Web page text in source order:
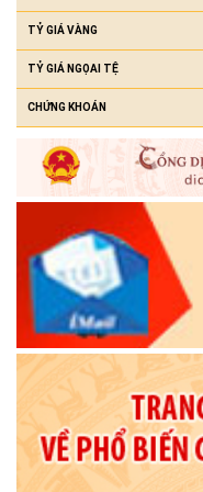
TỶ GIÁ VÀNG
TỶ GIÁ NGỌAI TỆ
CHỨNG KHOÁN